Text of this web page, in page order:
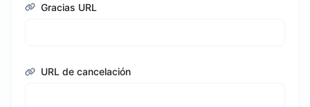
Gracias URL
URL de cancelación